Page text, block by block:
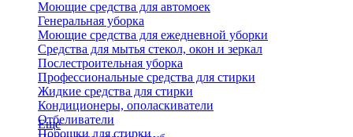
Моющие средства для автомоек
Генеральная уборка
Моющие средства для ежедневной уборки
Средства для мытья стекол, окон и зеркал
Послестроительная уборка
Профессиональные средства для стирки
Жидкие средства для стирки
Кондиционеры, ополаскиватели
Отбеливатели
Порошки для стирки
Еще